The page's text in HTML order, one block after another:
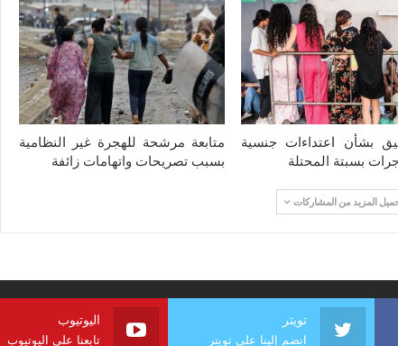
بشأن اعتداءات جنسية
بسبتة المحتلة
متابعة مرشحة للهجرة غير النظامية
بسبب تصريحات واتهامات زائفة
المزيد من المشاركات
تويتر
انضم إلينا على تويتر
اليوتيوب
تابعنا على اليوتيوب